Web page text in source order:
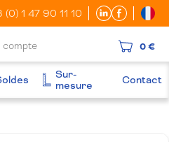
(0) 1 47 90 11 10
compte 0 €
Sur-
mesure
Contact